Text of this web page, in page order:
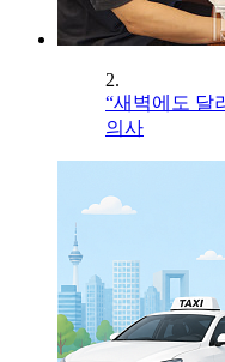
2.
“새벽에도 달
의사